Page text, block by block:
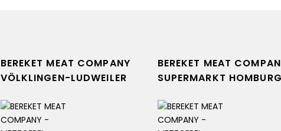
BEREKET MEAT COMPANY
VÖLKLINGEN-LUDWEILER
BEREKET MEAT
SUPERMARKT